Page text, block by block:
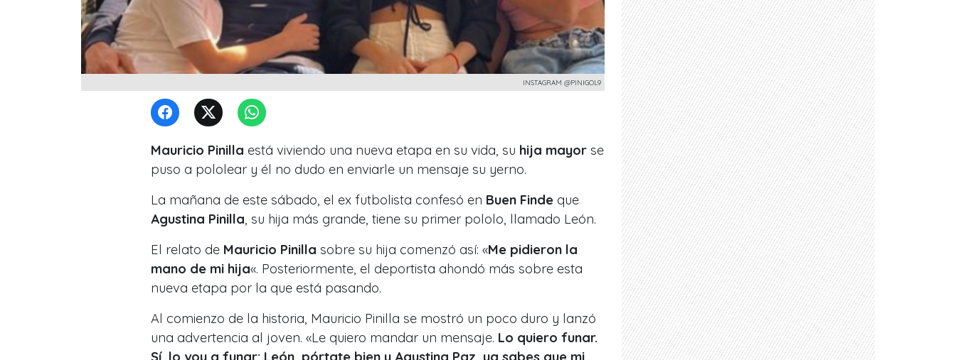
INSTAGRAM @PINIGOL9
Mauricio Pinilla está viviendo una nueva etapa en su vida, su hija mayor se
puso a pololear y él no dudo en enviarle un mensaje su yerno.
La mañana de este sábado, el ex futbolista confesó en Buen Finde que
Agustina Pinilla , su hija más grande, tiene su primer pololo, llamado León.
El relato de Mauricio Pinilla sobre su hija comenzó así: «Me pidieron la
mano de mi hija«. Posteriormente, el deportista ahondó más sobre esta
nueva etapa por la que está pasando.
Al comienzo de la historia, Mauricio Pinilla se mostró un poco duro y lanzó
una advertencia al joven. «Le quiero mandar un mensaje. Lo quiero funar.
Sí, lo voy a funar: León, pórtate bien y Agustina Paz, ya sabes que mi